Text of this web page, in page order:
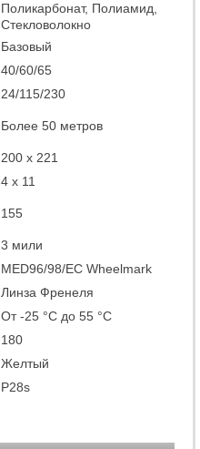
Поликарбонат, Полиамид,
Стекловолокно
Базовый
40/60/65
24/115/230
Более 50 метров
200 x 221
4 x 11
155
3 мили
MED96/98/EC Wheelmark
Линза Френеля
От -25 °C до 55 °C
180
Желтый
P28s